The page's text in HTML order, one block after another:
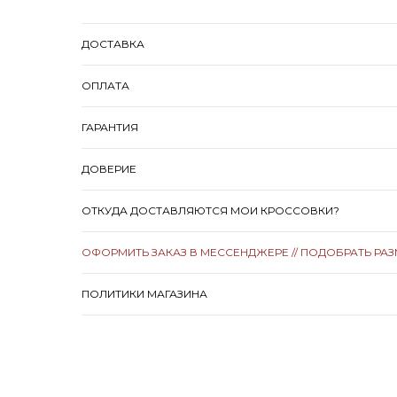
ДОСТАВКА
ОПЛАТА
ГАРАНТИЯ
ДОВЕРИЕ
ОТКУДА ДОСТАВЛЯЮТСЯ МОИ КРОССОВКИ?
ОФОРМИТЬ ЗАКАЗ В МЕССЕНДЖЕРЕ // ПОДОБРАТЬ
ПОЛИТИКИ МАГАЗИНА